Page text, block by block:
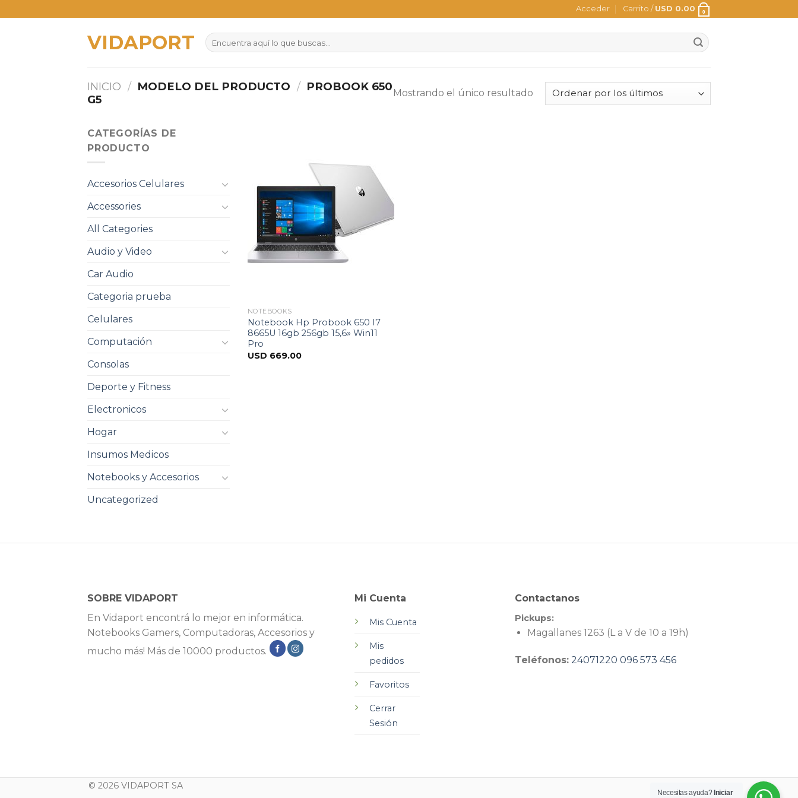
to
Acceder Carrito / USD 0.00 0
VIDAPORT
Buscar
por:
INICIO / MODELO DEL PRODUCTO / PROBOOK 650
G5
Mostrando el único resultado
CATEGORÍAS DE
PRODUCTO
Accesorios Celulares
Accessories
All Categories
Audio y Video
Car Audio
Categoria prueba
Celulares
Computación
Consolas
Deporte y Fitness
Electronicos
Hogar
Insumos Medicos
Notebooks y Accesorios
Uncategorized
NOTEBOOKS
Notebook Hp Probook 650 I7
8665U 16gb 256gb 15,6» Win11
Pro
USD 669.00
SOBRE VIDAPORT
En Vidaport encontrá lo mejor en informática.
Notebooks Gamers, Computadoras, Accesorios y
mucho más! Más de 10000 productos.
Mi Cuenta
Mis Cuenta
Mis
pedidos
Favoritos
Cerrar
Sesión
Contactanos
Pickups:
Magallanes 1263 (L a V de 10 a 19h)
Teléfonos: 24071220 096 573 456
© 2026 VIDAPORT SA
Necesitas ayuda? Iniciar